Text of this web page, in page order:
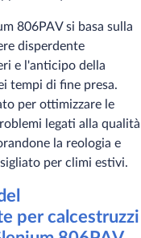
806PAV si basa sulla
disperdente
e l'anticipo della
tempi di fine presa.
per ottimizzare le
legati alla qualità
la reologia e
per climi estivi.
per calcestruzzi